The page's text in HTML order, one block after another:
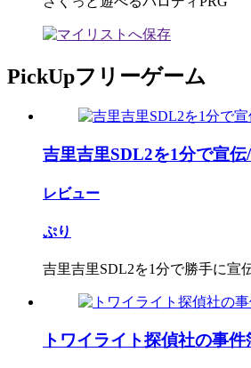
PickUpフリーゲーム
吉里吉里SDL2を1分で宣伝
レビュー
ぷり
吉里吉里SDL2を1分で勝手に宣
トワイライト探偵社の事件